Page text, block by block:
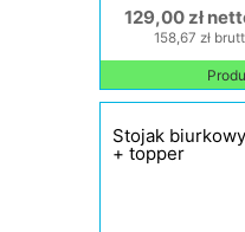
129,00 zł
158,67 zł
Stojak
+ topper